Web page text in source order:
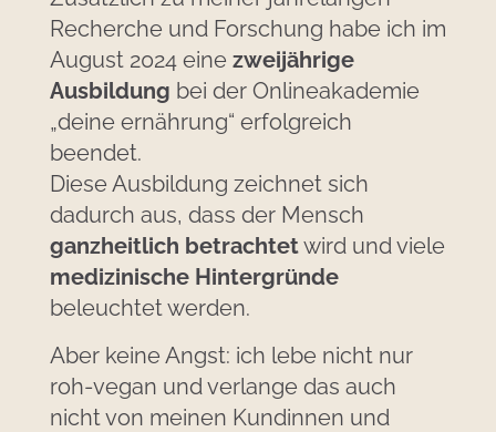
Recherche und Forschung habe ich im
August 2024 eine zweijährige
Ausbildung bei der Onlineakademie
„deine ernährung“ erfolgreich
beendet.
Diese Ausbildung zeichnet sich
dadurch aus, dass der Mensch
ganzheitlich betrachtetwird und viele
medizinische Hintergründe
beleuchtet werden.
Aber keine Angst: ich lebe nicht nur
roh-vegan und verlange das auch
nicht von meinen Kundinnen und